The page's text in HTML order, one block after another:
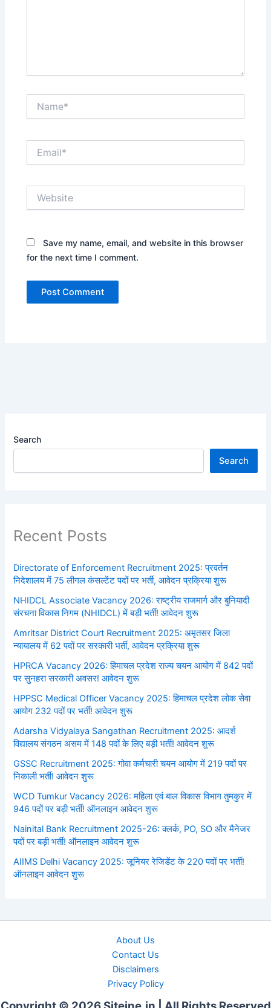
Save my name, email, and website in this browser
for the next time I comment.
Search
Search
Recent Posts
Directorate of Enforcement Recruitment 2025: प्रवर्तन
निदेशालय में 75 लीगल कंसल्टेंट पदों पर भर्ती, आवेदन प्रक्रिया शुरू
NHIDCL Associate Vacancy 2026: राष्ट्रीय राजमार्ग और बुनियादी
संरचना विकास निगम (NHIDCL) में बड़ी भर्ती! आवेदन शुरू
Amritsar District Court Recruitment 2025: अमृतसर जिला
न्यायालय में 62 पदों पर सरकारी भर्ती, आवेदन प्रक्रिया शुरू
HPRCA Vacancy 2026: हिमाचल प्रदेश राज्य चयन आयोग में 842 पदों
पर सुनहरा सरकारी अवसर! आवेदन शुरू
HPPSC Medical Officer Vacancy 2025: हिमाचल प्रदेश लोक सेवा
आयोग 232 पदों पर भर्ती! आवेदन शुरू
Adarsha Vidyalaya Sangathan Recruitment 2025: आदर्श
विद्यालय संगठन असम में 148 पदों के लिए बड़ी भर्ती! आवेदन शुरू
GSSC Recruitment 2025: गोवा कर्मचारी चयन आयोग में 219 पदों पर
निकाली भर्ती! आवेदन शुरू
WCD Tumkur Vacancy 2026: महिला एवं बाल विकास विभाग तुमकुर में
946 पदों पर बड़ी भर्ती! ऑनलाइन आवेदन शुरू
Nainital Bank Recruitment 2025-26: क्लर्क, PO, SO और मैनेजर
पदों पर बड़ी भर्ती! ऑनलाइन आवेदन शुरू
AIIMS Delhi Vacancy 2025: जूनियर रेजिडेंट के 220 पदों पर भर्ती!
ऑनलाइन आवेदन शुरू
About Us
Contact Us
Disclaimers
Privacy Policy